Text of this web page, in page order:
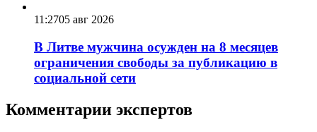
11:2705 авг 2026
В Литве мужчина осужден на 8 месяцев
ограничения свободы за публикацию в
социальной сети
Комментарии экспертов